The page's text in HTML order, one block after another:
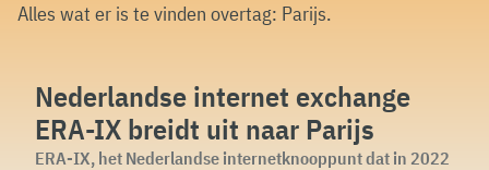
Alles wat er is te vinden overtag: Parijs.
Nederlandse internet exchange
ERA-IX breidt uit naar Parijs
ERA-IX, het Nederlandse internetknooppunt dat in 2022